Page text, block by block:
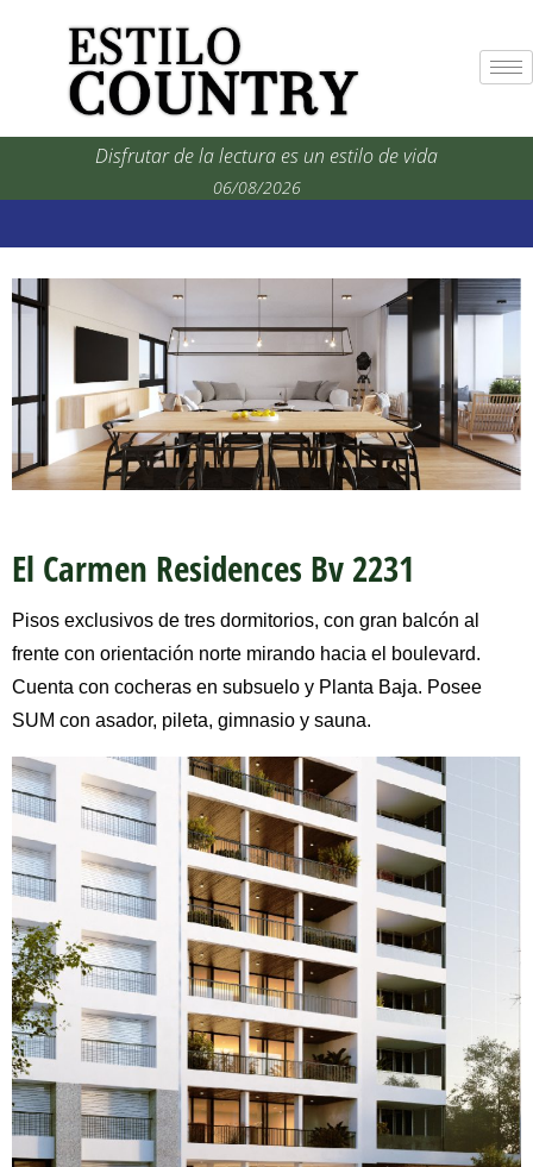
Disfrutar de la lectura es un estilo de vida
06/08/2026
El Carmen Residences Bv 2231
Pisos exclusivos de tres dormitorios, con gran balcón al
frente con orientación norte mirando hacia el boulevard.
Cuenta con cocheras en subsuelo y Planta Baja. Posee
SUM con asador, pileta, gimnasio y sauna.